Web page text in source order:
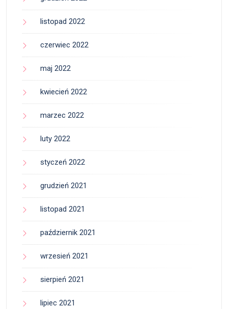
listopad 2022
czerwiec 2022
maj 2022
kwiecień 2022
marzec 2022
luty 2022
styczeń 2022
grudzień 2021
listopad 2021
październik 2021
wrzesień 2021
sierpień 2021
lipiec 2021